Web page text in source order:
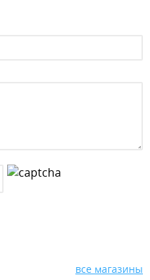
все магазины